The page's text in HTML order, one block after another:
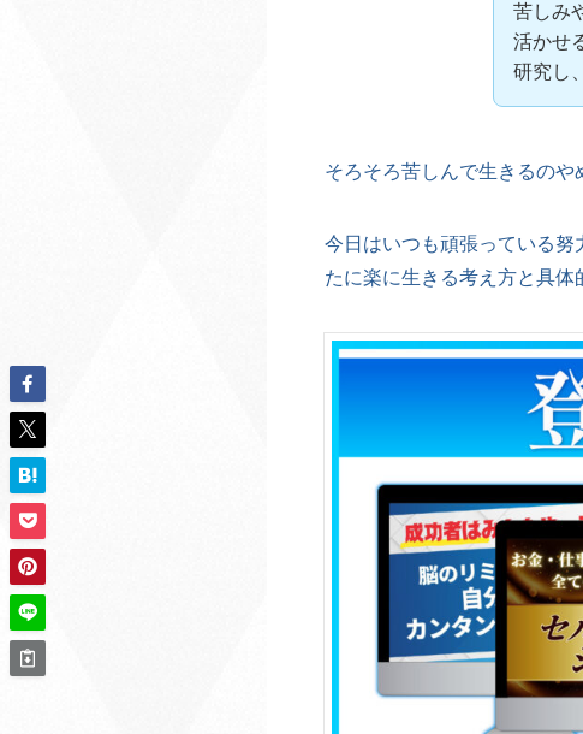
苦しみ
活かせ
研究し
そろそろ苦しんで生きるのや
今日はいつも頑張っている
たに楽に生きる考え方と具体